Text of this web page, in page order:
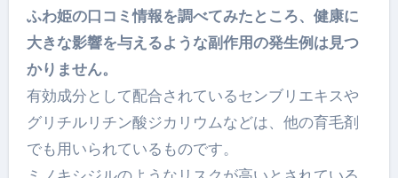
ふわ姫の口コミ情報を調べてみたところ、健康に
大きな影響を与えるような副作用の発生例は見つ
かりません。
有効成分として配合されているセンブリエキスや
グリチルリチン酸ジカリウムなどは、他の育毛剤
でも用いられているものです。